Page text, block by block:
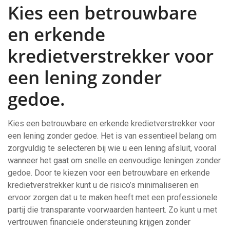
Kies een betrouwbare
en erkende
kredietverstrekker voor
een lening zonder
gedoe.
Kies een betrouwbare en erkende kredietverstrekker voor
een lening zonder gedoe. Het is van essentieel belang om
zorgvuldig te selecteren bij wie u een lening afsluit, vooral
wanneer het gaat om snelle en eenvoudige leningen zonder
gedoe. Door te kiezen voor een betrouwbare en erkende
kredietverstrekker kunt u de risico’s minimaliseren en
ervoor zorgen dat u te maken heeft met een professionele
partij die transparante voorwaarden hanteert. Zo kunt u met
vertrouwen financiële ondersteuning krijgen zonder